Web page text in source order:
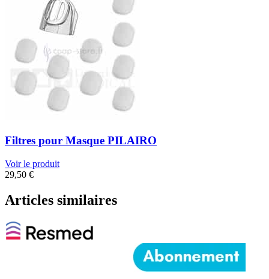
Filtres pour Masque PILAIRO
Voir le produit
29,50 €
Articles similaires